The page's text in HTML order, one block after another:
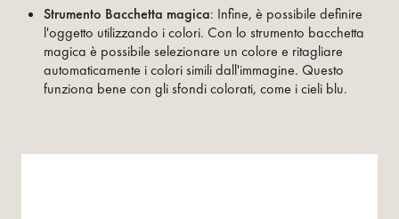
Strumento Bacchetta magica: Infine, è possibile definire
l'oggetto utilizzando i colori. Con lo strumento bacchetta
magica è possibile selezionare un colore e ritagliare
automaticamente i colori simili dall'immagine. Questo
funziona bene con gli sfondi colorati, come i cieli blu.